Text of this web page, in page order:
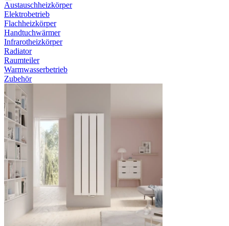
Austauschheizkörper
Elektrobetrieb
Flachheizkörper
Handtuchwärmer
Infrarotheizkörper
Radiator
Raumteiler
Warmwasserbetrieb
Zubehör